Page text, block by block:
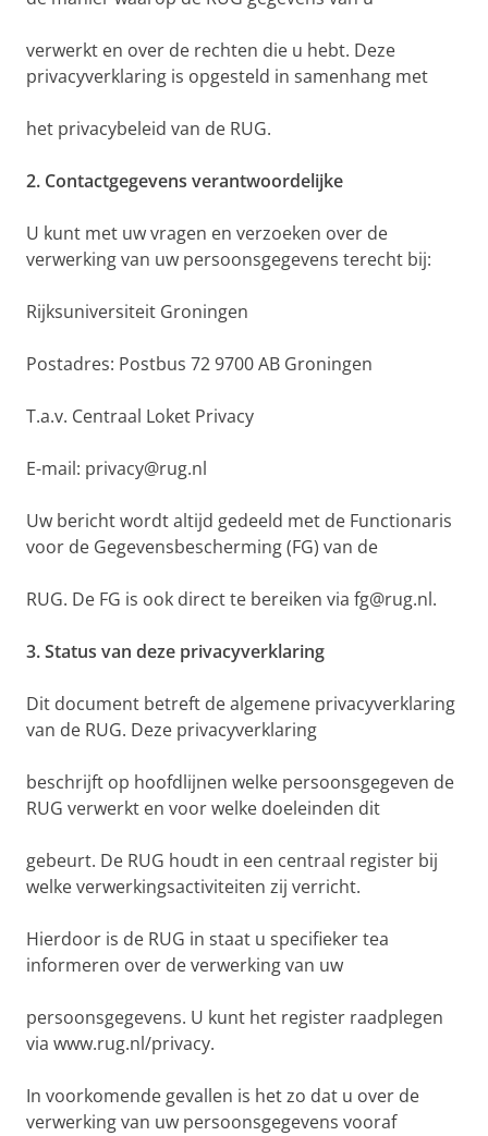
verwerkt en over de rechten die u hebt. Deze
privacyverklaring is opgesteld in samenhang met
het privacybeleid van de RUG.
2. Contactgegevens verantwoordelijke
U kunt met uw vragen en verzoeken over de
verwerking van uw persoonsgegevens terecht bij:
Rijksuniversiteit Groningen
Postadres: Postbus 72 9700 AB Groningen
T.a.v. Centraal Loket Privacy
E-mail: privacy@rug.nl
Uw bericht wordt altijd gedeeld met de Functionaris
voor de Gegevensbescherming (FG) van de
RUG. De FG is ook direct te bereiken via fg@rug.nl.
3. Status van deze privacyverklaring
Dit document betreft de algemene privacyverklaring
van de RUG. Deze privacyverklaring
beschrijft op hoofdlijnen welke persoonsgegeven de
RUG verwerkt en voor welke doeleinden dit
gebeurt. De RUG houdt in een centraal register bij
welke verwerkingsactiviteiten zij verricht.
Hierdoor is de RUG in staat u specifieker tea
informeren over de verwerking van uw
persoonsgegevens. U kunt het register raadplegen
via www.rug.nl/privacy.
In voorkomende gevallen is het zo dat u over de
verwerking van uw persoonsgegevens vooraf